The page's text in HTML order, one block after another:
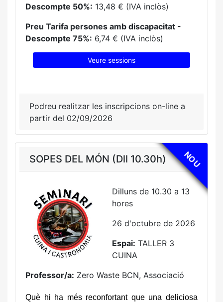
Descompte 50%: 13,48 € (IVA inclòs)
Preu Tarifa persones amb discapacitat -
Descompte 75%: 6,74 € (IVA inclòs)
Veure sessions
Podreu realitzar les inscripcions on-line a
partir del 02/09/2026
NOU
SOPES DEL MÓN (Dll 10.30h)
Dilluns de 10.30 a 13
hores
26 d'octubre de 2026
Espai: TALLER 3
CUINA
Professor/a: Zero Waste BCN, Associació
Què hi ha més reconfortant que una deliciosa